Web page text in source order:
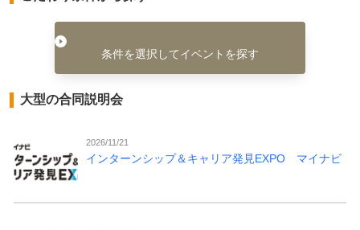
条件を選択してイベントを探す
大型の合同説明会
2026/11/21
インターンシップ＆キャリア発見EXPO マイナビ